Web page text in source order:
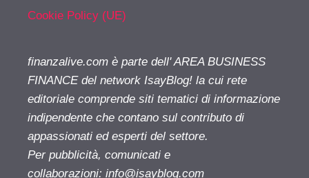
Cookie Policy (UE)
finanzalive.com è parte dell' AREA BUSINESS
FINANCE del network IsayBlog! la cui rete
editoriale comprende siti tematici di informazione
indipendente che contano sul contributo di
appassionati ed esperti del settore.
Per pubblicità, comunicati e
collaborazioni: info@isayblog.com